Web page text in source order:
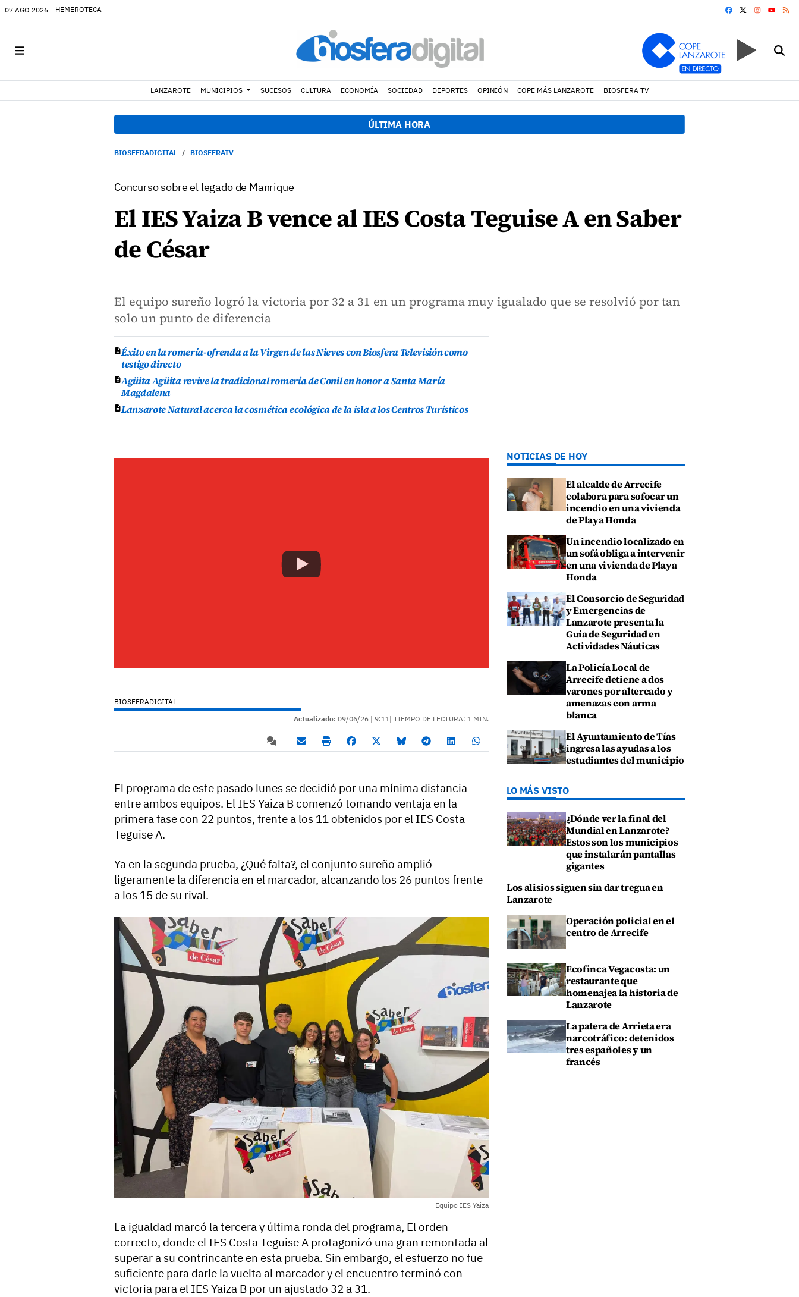
07 AGO 2026 HEMEROTECA FACEBOOK
YOUTUBE
LANZAROTE MUNICIPIOS SUCESOS CULTURA ECONOMÍA SOCIEDAD DEPORTES OPINIÓN COPE MÁS LANZAROTE BIOSFERA TV
ÚLTIMA HORA
BIOSFERADIGITAL BIOSFERATV
Concurso sobre el legado de Manrique
El IES Yaiza B vence al IES Costa Teguise A en Saber
de César
El equipo sureño logró la victoria por 32 a 31 en un programa muy igualado que se resolvió por tan
solo un punto de diferencia
Éxito en la romería-ofrenda a la Virgen de las Nieves con Biosfera Televisión como
testigo directo
Agüita Agüita revive la tradicional romería de Conil en honor a Santa María
Magdalena
Lanzarote Natural acerca la cosmética ecológica de la isla a los Centros Turísticos
BIOSFERADIGITAL
Actualizado: 09/06/26 | 9:11| TIEMPO DE LECTURA: 1 MIN.
El programa de este pasado lunes se decidió por una mínima distancia
entre ambos equipos. El IES Yaiza B comenzó tomando ventaja en la
primera fase con 22 puntos, frente a los 11 obtenidos por el IES Costa
Teguise A.
Ya en la segunda prueba, ¿Qué falta?, el conjunto sureño amplió
ligeramente la diferencia en el marcador, alcanzando los 26 puntos frente
a los 15 de su rival.
Equipo IES Yaiza
La igualdad marcó la tercera y última ronda del programa, El orden
correcto, donde el IES Costa Teguise A protagonizó una gran remontada al
superar a su contrincante en esta prueba. Sin embargo, el esfuerzo no fue
suficiente para darle la vuelta al marcador y el encuentro terminó con
victoria para el IES Yaiza B por un ajustado 32 a 31.
NOTICIAS DE HOY
El alcalde de Arrecife
colabora para sofocar un
incendio en una vivienda
de Playa Honda
Un incendio localizado en
un sofá obliga a intervenir
en una vivienda de Playa
Honda
El Consorcio de Seguridad
y Emergencias de
Lanzarote presenta la
Guía de Seguridad en
Actividades Náuticas
La Policía Local de
Arrecife detiene a dos
varones por altercado y
amenazas con arma
blanca
El Ayuntamiento de Tías
ingresa las ayudas a los
estudiantes del municipio
LO MÁS VISTO
¿Dónde ver la final del
Mundial en Lanzarote?
Estos son los municipios
que instalarán pantallas
gigantes
Los alisios siguen sin dar tregua en
Lanzarote
Operación policial en el
centro de Arrecife
Ecofinca Vegacosta: un
restaurante que
homenajea la historia de
Lanzarote
La patera de Arrieta era
narcotráfico: detenidos
tres españoles y un
francés